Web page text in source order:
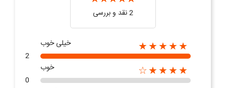
2 نقد و بررسی‌‌
★★★★★
خیلی خوب
2
★★★★☆
خوب
0